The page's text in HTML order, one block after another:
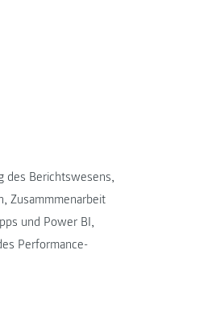
des Berichtswesens,
Zusammmenarbeit
und Power BI,
Performance-